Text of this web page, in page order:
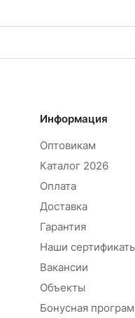
Информация
Оптовикам
Каталог 2026
Оплата
Доставка
Гарантия
Наши
Вакансии
Объекты
Бонусная